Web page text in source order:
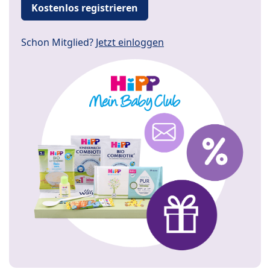
Kostenlos registrieren
Schon Mitglied? Jetzt einloggen